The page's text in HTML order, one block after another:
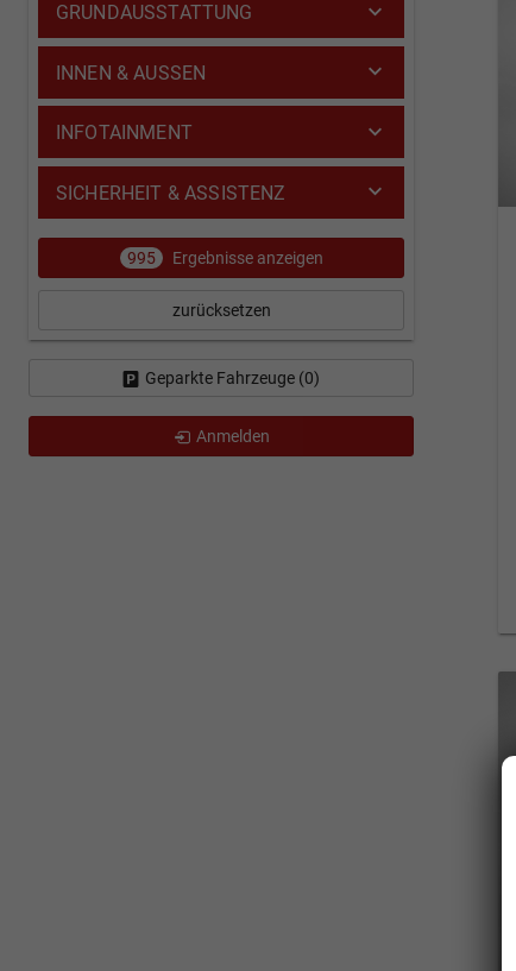
GRUNDAUSSTATTUNG
INNEN & AUSSEN
INFOTAINMENT
SICHERHEIT & ASSISTENZ
995 Ergebnisse anzeigen
zurücksetzen
Geparkte Fahrzeuge (0)
Anmelden